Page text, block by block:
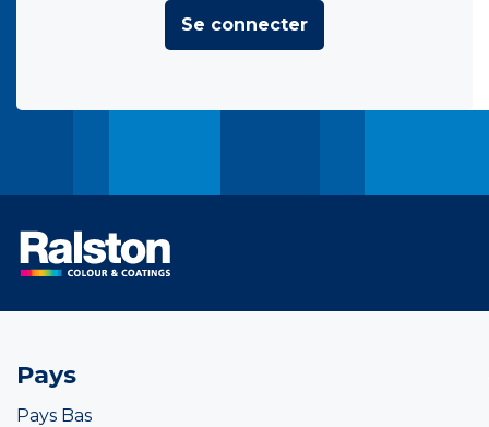
Se connecter
Pays
Pays Bas